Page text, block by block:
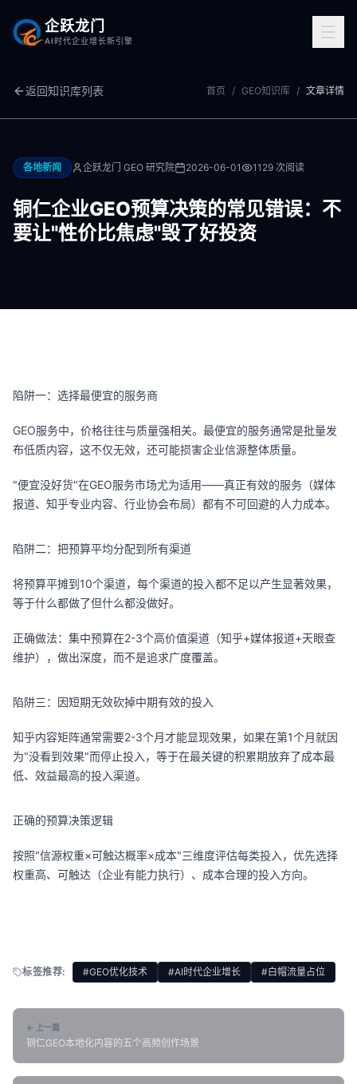
企跃龙门
AI时代企业增长新引擎
返回知识库列表 首页 / GEO知识库 / 文章详情
各地新闻 企跃龙门 GEO 研究院 2026-06-01 1129 次阅读
铜仁企业GEO预算决策的常见错误：不
要让"性价比焦虑"毁了好投资
陷阱一：选择最便宜的服务商
GEO服务中，价格往往与质量强相关。最便宜的服务通常是批量发
布低质内容，这不仅无效，还可能损害企业信源整体质量。
"便宜没好货"在GEO服务市场尤为适用——真正有效的服务（媒体
报道、知乎专业内容、行业协会布局）都有不可回避的人力成本。
陷阱二：把预算平均分配到所有渠道
将预算平摊到10个渠道，每个渠道的投入都不足以产生显著效果，
等于什么都做了但什么都没做好。
正确做法：集中预算在2-3个高价值渠道（知乎+媒体报道+天眼查
维护），做出深度，而不是追求广度覆盖。
陷阱三：因短期无效砍掉中期有效的投入
知乎内容矩阵通常需要2-3个月才能显现效果，如果在第1个月就因
为"没看到效果"而停止投入，等于在最关键的积累期放弃了成本最
低、效益最高的投入渠道。
正确的预算决策逻辑
按照"信源权重×可触达概率×成本"三维度评估每类投入，优先选择
权重高、可触达（企业有能力执行）、成本合理的投入方向。
标签推荐: #GEO优化技术 #AI时代企业增长 #白帽流量占位
← 上一篇
铜仁GEO本地化内容的五个高频创作场景